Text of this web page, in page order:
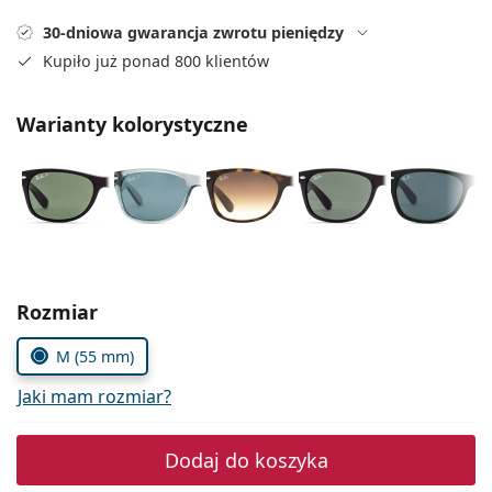
Total
30-dniowa gwarancja zwrotu pieniędzy
Kupiło już ponad 800 klientów
Warianty kolorystyczne
Wybierz parametry
Rozmiar
M (55 mm)
Jaki mam rozmiar?
Dodaj do koszyka